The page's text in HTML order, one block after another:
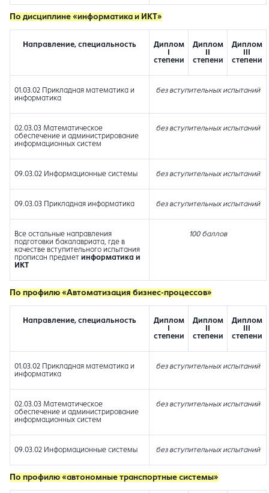
По дисциплине «информатика и ИКТ»
Направление, специальность
Диплом
степени
Диплом
степени
Диплом
степени
01.03.02 Прикладная математика и
информатика
без вступительных испытаний
02.03.03 Математическое
обеспечение и администрирование
информационных систем
без вступительных испытаний
09.03.02 Информационные системы без вступительных испытаний
09.03.03 Прикладная информатика без вступительных испытаний
Все остальные направления
подготовки бакалавриата, где в
качестве вступительного испытания
прописан предмет информатика и
ИКТ
100 баллов
По профилю «Автоматизация бизнес-процессов»
Направление, специальность
Диплом
степени
Диплом
степени
Диплом
степени
01.03.02 Прикладная математика и
информатика
без вступительных испытаний
02.03.03 Математическое
обеспечение и администрирование
информационных систем
без вступительных испытаний
09.03.02 Информационные системы без вступительных испытаний
По профилю «автономные транспортные системы»